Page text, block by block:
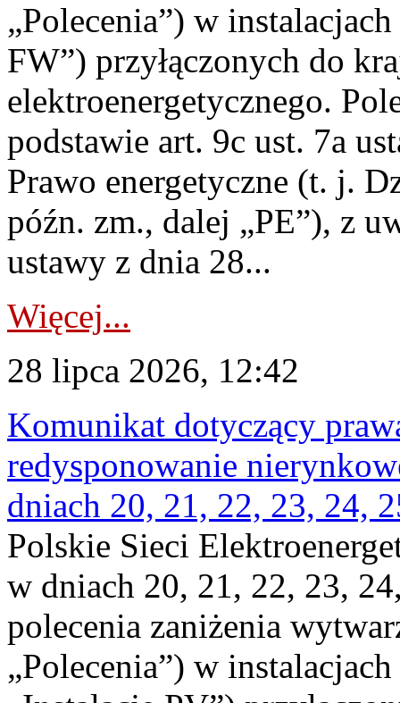
„Polecenia”) w
FW”) przyłączonych do
elektroenergetycznego.
podstawie art. 9c ust. 7a
Prawo energetyczne (t. j.
późn. zm., dalej „PE”), z
ustawy z dnia 28...
Więcej...
28 lipca 2026, 12:42
Komunikat dotyczący
redysponowanie
dniach 20, 21, 22, 23, 24,
Polskie Sieci
w dniach 20, 21, 22, 23,
polecenia zaniżenia
„Polecenia”) w